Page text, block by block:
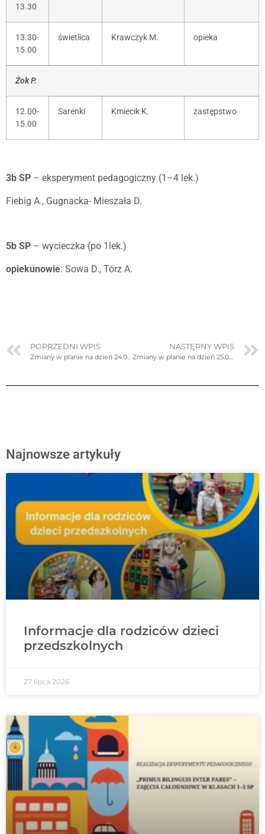
13.30
13.30-
15.00
świetlica Krawczyk M. opieka
Żok P.
12.00-
15.00
Sarenki Kmiecik K. zastępstwo
3b SP – eksperyment pedagogiczny (1–4 lek.)
Fiebig A., Gugnacka- Mieszała D.
5b SP – wycieczka (po 1lek.)
opiekunowie: Sowa D., Tórz A.
POPRZEDNI WPIS
Zmiany w planie na dzień 24.02.2025r. (poniedziałek)- ponownie poprawione
NASTĘPNY WPIS
Zmiany w planie na dzień 25.02.2025r. (wtorek)
Najnowsze artykuły
Informacje dla rodziców dzieci
przedszkolnych
27 lipca 2026